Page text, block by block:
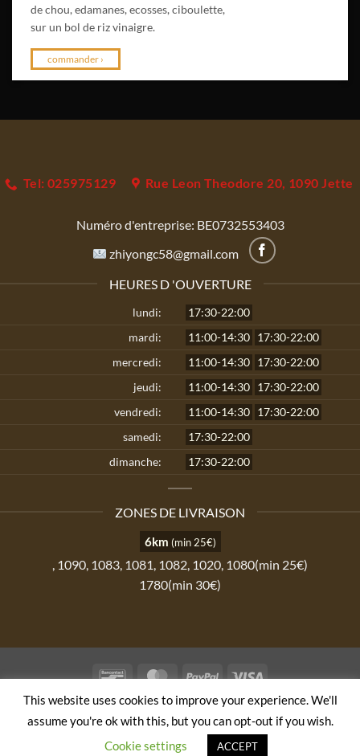
de chou, edamanes, ecosses, ciboulette,
sur un bol de riz vinaigre.
commander ›
Tel: 025975129 Rue Leon Theodore 20, 1090 Jette
Numéro d'entreprise: BE0732553403
zhiyongc58@gmail.com
HEURES D 'OUVERTURE
lundi:
17:30-22:00
mardi:
11:00-14:30 17:30-22:00
mercredi:
11:00-14:30 17:30-22:00
jeudi:
11:00-14:30 17:30-22:00
vendredi:
11:00-14:30 17:30-22:00
samedi:
17:30-22:00
dimanche:
17:30-22:00
ZONES DE LIVRAISON
6km (min 25€)
, 1090, 1083, 1081, 1082, 1020, 1080(min 25€)
1780(min 30€)
BancontactMasterCardPayPal
TERMS AND CONDITIONS PRIVACY POLICY
Copyright 2026 © Sushi Tokyo| Member ofOrder & Eat
This website uses cookies to improve your experience. We'll
assume you're ok with this, but you can opt-out if you wish.
Cookie settings
ACCEPT